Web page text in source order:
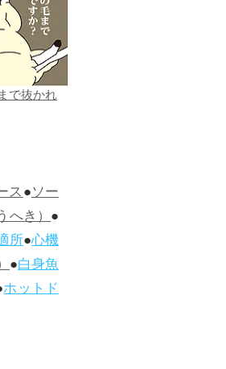
で抜かれ
ス●ソー
へき）●
所●心機
●白身魚
ホットド